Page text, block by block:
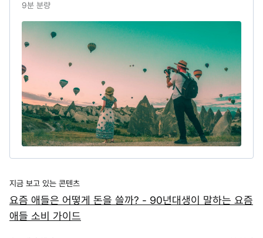
9분 분량
지금 보고 있는 콘텐츠
요즘 애들은 어떻게 돈을 쓸까? - 90년대생이 말하는 요즘
애들 소비 가이드